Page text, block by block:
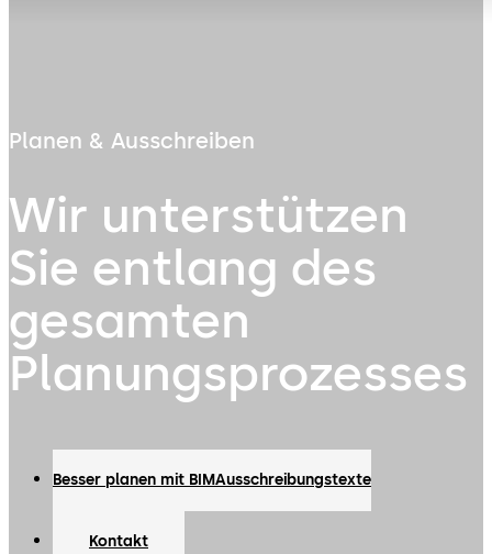
Planen & Ausschreiben
Wir unterstützen
Sie entlang des
gesamten
Planungsprozesses
Besser planen mit BIMAusschreibungstexte
Kontakt